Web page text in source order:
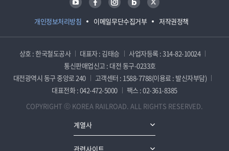
개인정보처리방침 이메일무단수집거부 저작권정책
상호 : 한국철도공사 대표자 : 김태승
사업자등록 : 314-82-10024
통신판매업신고 : 대전 동구-0233호
대전광역시 동구 중앙로 240
고객센터 : 1588-7788(이용료 : 발신자부담)
대표전화 : 042-472-5000
팩스 : 02-361-8385
COPYRIGHT ⓒ KOREA RAILROAD. ALL RIGHTS RESERVED.
계열사
관련사이트